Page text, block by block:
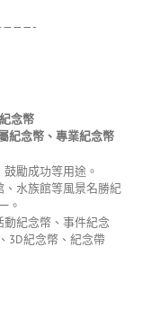
念幣
紀念幣、專業紀念幣
勵成功等用途。
水族館等風景名勝紀
。
紀念幣、事件紀念
3D紀念幣、紀念帶